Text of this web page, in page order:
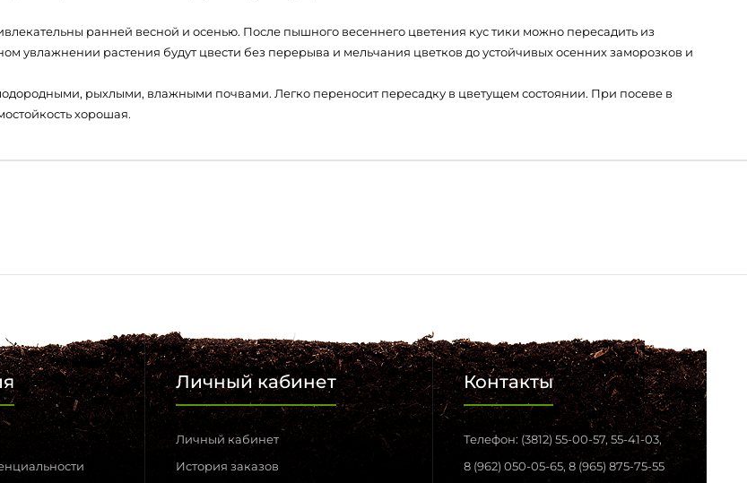
ранней весной и осенью. После пышного весеннего цветения кус тики можно пересадить из
увлажнении растения будут цвести без перерыва и мельчания цветков до устойчивых осенних заморозков и
рыхлыми, влажными почвами. Легко переносит пересадку в цветущем состоянии. При посеве в
хорошая.
Личный кабинет
Личный кабинет
История заказов
Контакты
Телефон: (3812) 55-00-57, 55-41-03,
8 (962) 050-05-65, 8 (965) 875-75-55